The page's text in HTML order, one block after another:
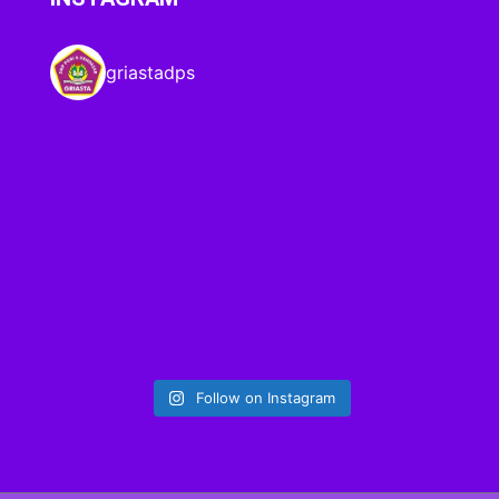
griastadps
Follow on Instagram